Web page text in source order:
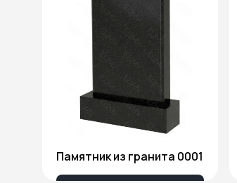
Памятник из гранита 0001